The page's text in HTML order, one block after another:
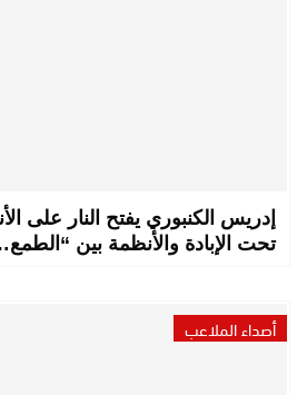
إدريس الكنبوري يفتح النار على
تحت الإبادة والأنظمة بين
أصداء الملاعب